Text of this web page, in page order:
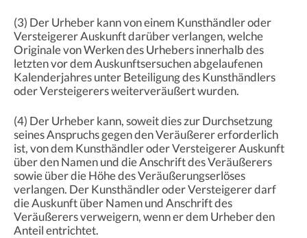
(3) Der Urheber kann von einem Kunsthändler oder
Versteigerer Auskunft darüber verlangen, welche
Originale von Werken des Urhebers innerhalb des
letzten vor dem Auskunftsersuchen abgelaufenen
Kalenderjahres unter Beteiligung des Kunsthändlers
oder Versteigerers weiterveräußert wurden.
(4) Der Urheber kann, soweit dies zur Durchsetzung
seines Anspruchs gegen den Veräußerer erforderlich
ist, von dem Kunsthändler oder Versteigerer Auskunft
über den Namen und die Anschrift des Veräußerers
sowie über die Höhe des Veräußerungserlöses
verlangen. Der Kunsthändler oder Versteigerer darf
die Auskunft über Namen und Anschrift des
Veräußerers verweigern, wenn er dem Urheber den
Anteil entrichtet.